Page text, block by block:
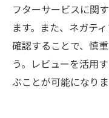
フターサービスに関
ます。また、ネガテ
確認することで、慎
う。レビューを活用
ぶことが可能になりま